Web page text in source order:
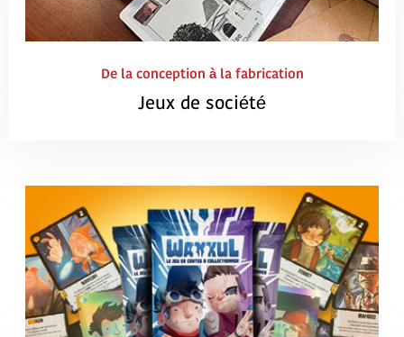
De la conception à la fabrication
Jeux de société